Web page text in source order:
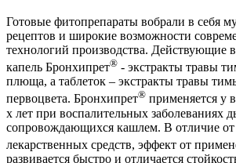
Готовые фитопрепараты вобрали в себя
рецептов и широкие возможности
технологий производства. Действующие
капель Бронхипрет® - экстракты травы
плюща, а таблеток – экстракты травы
первоцвета. Бронхипрет® применяется у
х лет при воспалительных заболеваниях
сопровождающихся кашлем. В отличие от
лекарственных средств, эффект от
развивается быстро и отличается